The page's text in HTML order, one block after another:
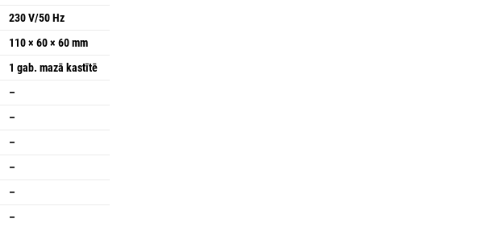
230 V/50 Hz
110 × 60 × 60 mm
1 gab. mazā kastītē
–
–
–
–
–
–